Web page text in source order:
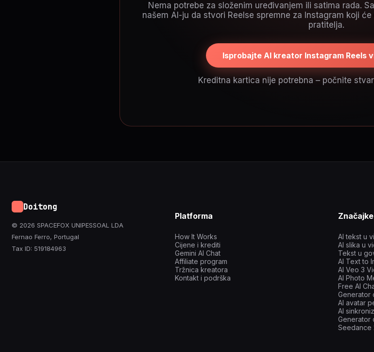
Nema potrebe za složenim uređivanjem ili satima rada.
našem AI-ju da stvori Reelse spremne za Instagram koji
pratitelja.
Isprobajte AI kreator Instagram Reels
Kreditna kartica nije potrebna – počnite
Doitong
© 2026 SPACEFOX UNIPESSOAL LDA
Fernao Ferro, Portugal
Tax ID: 519184963
Platforma
How It Works
Cijene i krediti
Gemini AI Chat
Affiliate program
Tržnica kreatora
Kontakt i podrška
Značajke
AI tekst u
AI slika u
Tekst u
AI Text to
AI Veo 3
AI Photo
Free AI
Generator
AI avatar
AI
Generator
Seedance